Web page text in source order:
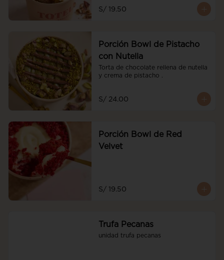
S/ 19.50
Porción Bowl de Pistacho
con Nutella
Torta de chocolate rellena de nutella
y crema de pistacho .
S/ 24.00
Porción Bowl de Red
Velvet
S/ 19.50
Trufa Pecanas
unidad trufa pecanas